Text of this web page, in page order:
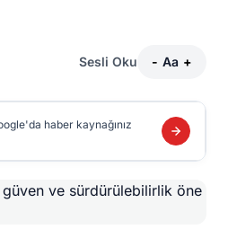
Sesli Oku - Aa +
haber kaynağınız